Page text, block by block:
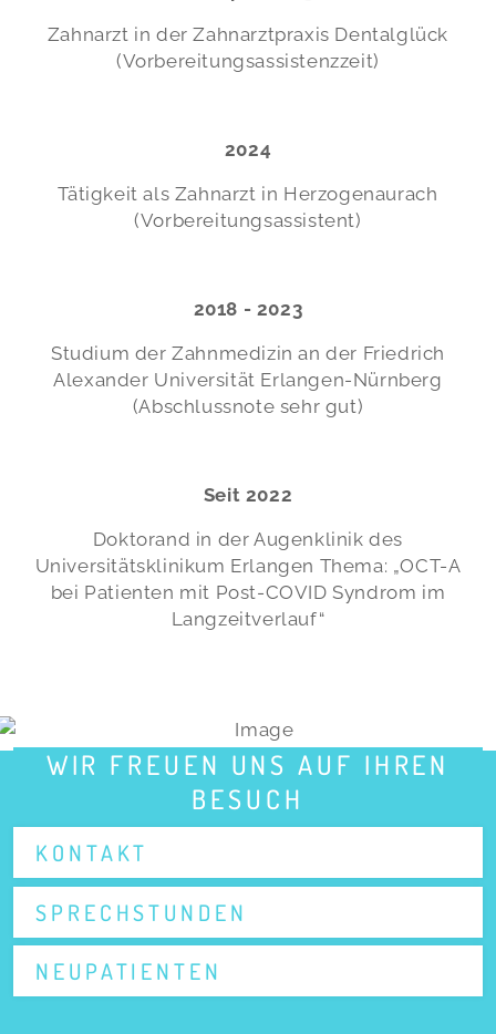
Zahnarzt in der Zahnarztpraxis Dentalglück
(Vorbereitungsassistenzzeit)
2024
Tätigkeit als Zahnarzt in Herzogenaurach
(Vorbereitungsassistent)
2018 - 2023
Studium der Zahnmedizin an der Friedrich
Alexander Universität Erlangen-Nürnberg
(Abschlussnote sehr gut)
Seit 2022
Doktorand in der Augenklinik des
Universitätsklinikum Erlangen Thema: „OCT-A
bei Patienten mit Post-COVID Syndrom im
Langzeitverlauf“
WIR FREUEN UNS AUF IHREN
BESUCH
KONTAKT
SPRECHSTUNDEN
NEUPATIENTEN